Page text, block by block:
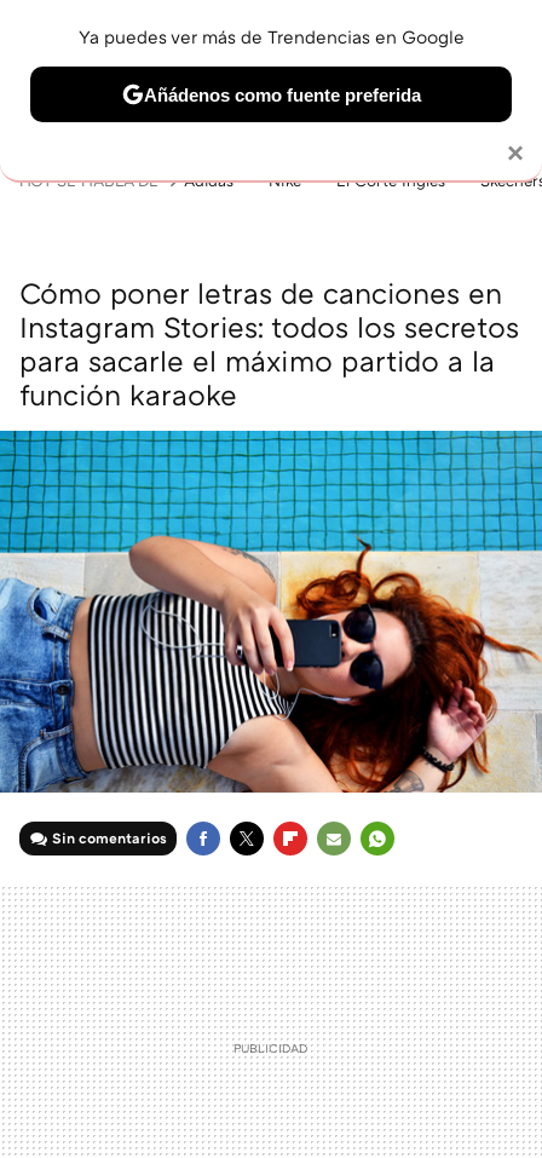
BELLEZA SHOPPING VIAJES GASTRO SNEAKERS
HOY SE HABLA DE Adidas Nike El Corte Inglés
Cómo poner letras de canciones en
Instagram Stories: todos los secretos
para sacarle el máximo partido a la
función karaoke
Sin comentarios
MAIL
×
Ya puedes ver más de Trendencias en Google
Añádenos como fuente preferida